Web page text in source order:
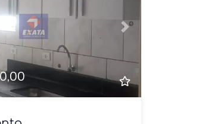
Next